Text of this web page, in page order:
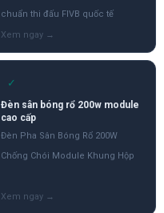
chuẩn thi đấu FIVB quốc tế
✓
Đèn sân bóng rổ 200w module
cao cấp
Đèn Pha Sân Bóng Rổ 200W
Chống Chói Module Khung Hộp